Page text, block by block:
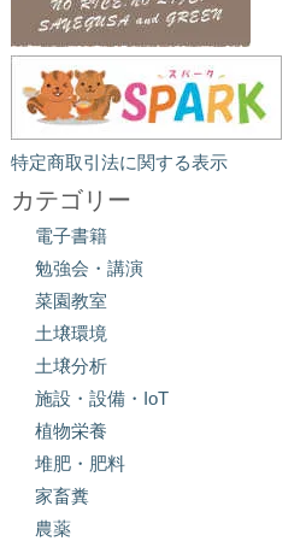
特定商取引法に関する表示
カテゴリー
電子書籍
勉強会・講演
菜園教室
土壌環境
土壌分析
施設・設備・IoT
植物栄養
堆肥・肥料
家畜糞
農薬